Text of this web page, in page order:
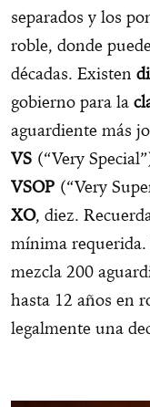
separados y los
roble, donde
décadas. Existen
gobierno para la
aguardiente más
VS (“Very
VSOP (“Very
XO, diez.
mínima requerida.
mezcla 200
hasta 12 años en
legalmente una